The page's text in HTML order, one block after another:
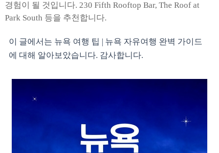
경험이 될 것입니다. 230 Fifth Rooftop Bar, The Roof at
Park South 등을 추천합니다.
이 글에서는 뉴욕 여행 팁 | 뉴욕 자유여행 완벽 가이드
에 대해 알아보았습니다. 감사합니다.